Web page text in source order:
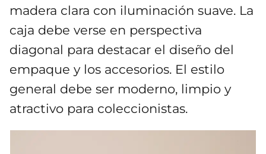
madera clara con iluminación suave. La
caja debe verse en perspectiva
diagonal para destacar el diseño del
empaque y los accesorios. El estilo
general debe ser moderno, limpio y
atractivo para coleccionistas.